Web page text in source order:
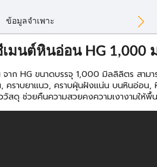
ข้อมูลจำเพาะ
มนต์หินอ่อน HG 1,000
าก HG ขนาดบรรจุ 1,000 มิลลิลิตร สามา
คราบยาแนว, คราบฝุ่นฝังแน่น บนหินอ่อน,
วัสดุ ช่วยคืนความสวยคงความเงางามให้